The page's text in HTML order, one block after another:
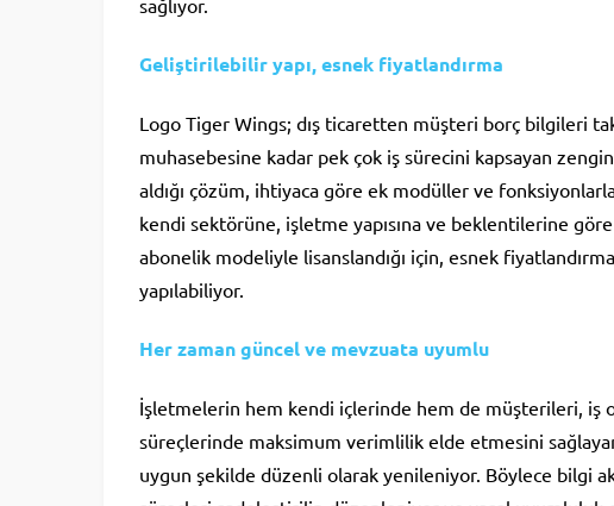
sağlıyor.
Geliştirilebilir yapı, esnek fiyatlandırma
Logo Tiger Wings; dış ticaretten müşteri borç bilgileri
muhasebesine kadar pek çok iş sürecini kapsayan
aldığı çözüm, ihtiyaca göre ek modüller ve
kendi sektörüne, işletme yapısına ve beklentilerine
abonelik modeliyle lisanslandığı için, esnek
yapılabiliyor.
Her zaman güncel ve mevzuata uyumlu
İşletmelerin hem kendi içlerinde hem de müşterileri, iş
süreçlerinde maksimum verimlilik elde etmesini
uygun şekilde düzenli olarak yenileniyor. Böylece bilgi